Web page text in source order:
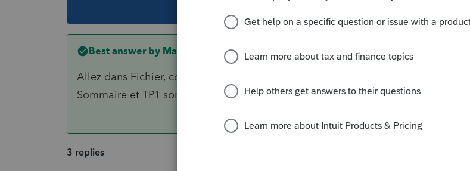
This topic has been closed for replies.
Best answer by Mario B
Allez dans Fichier, configuration de l'impression, et changez les parametres de T1
Sommaire et TP1 sommaire, voir image ci-jointe
3 replies